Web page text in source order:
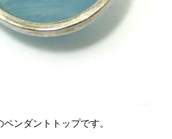
ンダントトップです。